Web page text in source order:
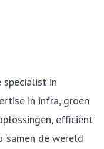
specialist in
in infra, groen
efficiënt
de wereld